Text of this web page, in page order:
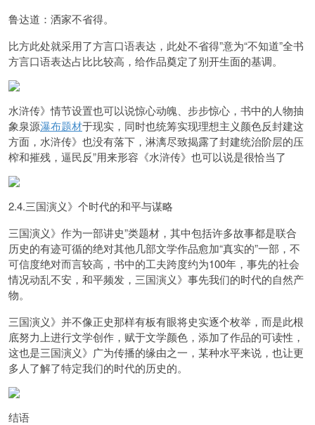
鲁达道：洒家不省得。
比方此处就采用了方言口语表达，此处不省得”意为“不知道”全书
方言口语表达占比比较高，给作品奠定了别开生面的基调。
水浒传》情节设置也可以说惊心动魄、步步惊心， 书中的人物抽
象泉源瀑布题材于现实，同时也统筹实现理想主义颜色反封建这
方面，水浒传》也没有落下，淋漓尽致揭露了封建统治阶层的压
榨和摧残， 逼民反”用来形容《水浒传》也可以说是很恰当了
2.4.三国演义》个时代的和平与谋略
三国演义》作为一部讲史”类题材，其中包括许多故事都是联合
历史的有迹可循的绝对其他几部文学作品愈加“真实的”一部，不
可信度绝对而言较高，书中的工夫跨度约为100年，事先的社会
情况动乱不安，和平频发，三国演义》事先我们的时代的自然产
物。
三国演义》并不像正史那样有板有眼将史实逐个枚举，而是此根
底努力上进行文学创作，赋于文学颜色，添加了作品的可读性，
这也是三国演义》广为传播的缘由之一，某种水平来说，也让更
多人了解了特定我们的时代的历史的。
结语